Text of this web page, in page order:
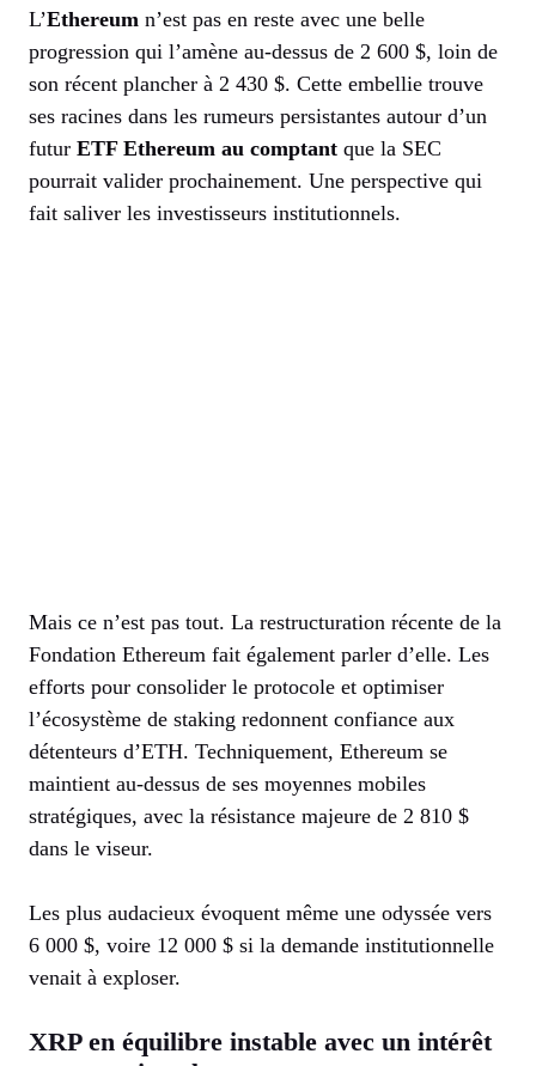
L’Ethereum n’est pas en reste avec une belle
progression qui l’amène au-dessus de 2 600 $, loin de
son récent plancher à 2 430 $. Cette embellie trouve
ses racines dans les rumeurs persistantes autour d’un
futur ETF Ethereum au comptant que la SEC
pourrait valider prochainement. Une perspective qui
fait saliver les investisseurs institutionnels.
Mais ce n’est pas tout. La restructuration récente de la
Fondation Ethereum fait également parler d’elle. Les
efforts pour consolider le protocole et optimiser
l’écosystème de staking redonnent confiance aux
détenteurs d’ETH. Techniquement, Ethereum se
maintient au-dessus de ses moyennes mobiles
stratégiques, avec la résistance majeure de 2 810 $
dans le viseur.
Les plus audacieux évoquent même une odyssée vers
6 000 $, voire 12 000 $ si la demande institutionnelle
venait à exploser.
XRP en équilibre instable avec un intérêt